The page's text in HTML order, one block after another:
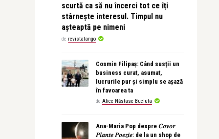
scurtă ca să nu încerci tot ce îți
stârnește interesul. Timpul nu
așteaptă pe nimeni
de revistatango
Cosmin Filipaș: Când susții un
business curat, asumat,
lucrurile pur și simplu se așază
în favoarea ta
de Alice Năstase Buciuta
Ana-Maria Pop despre 𝐶𝑜𝑣𝑜𝑟
𝑃𝑙𝑎𝑛𝑡𝑒 𝑃𝑜𝑒𝑧𝑖𝑒: de la un shop de